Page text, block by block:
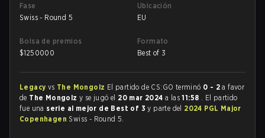
Fase
Swiss - Round 5
Ubicación
EU
Bolsa de premios
$1250000
Formato
Best of 3
Legacy vs The Mongolz El partido de CS:GO terminó 0 - 2 a favor
de The Mongolzy se jugó el 20 mar 2024a las11:58 . El partido
fue una serie al mejor de Best of 3y parte del 2024 PGL Major
Copenhagen Swiss - Round 5.